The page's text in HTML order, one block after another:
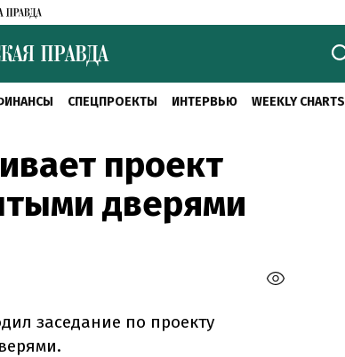
СПЕЦПРОЕКТЫ ИНТЕРВЬЮ WEEKLY CHARTS
проект
дверями
заседание по проекту